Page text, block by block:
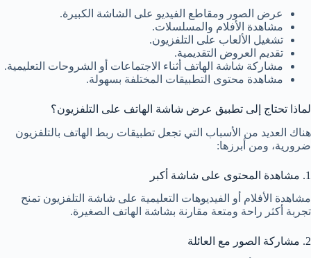
عرض الصور ومقاطع الفيديو على الشاشة الكبيرة.
مشاهدة الأفلام والمسلسلات.
تشغيل الألعاب على التلفزيون.
تقديم العروض التقديمية.
مشاركة شاشة الهاتف أثناء الاجتماعات أو الشروحات التعليمية.
مشاهدة محتوى التطبيقات المختلفة بسهولة.
لماذا تحتاج إلى تطبيق عرض شاشة الهاتف على التلفزيون؟
هناك العديد من الأسباب التي تجعل تطبيقات ربط الهاتف بالتلفزيون
ضرورية، ومن أبرزها:
1. مشاهدة المحتوى على شاشة أكبر
مشاهدة الأفلام أو الفيديوهات التعليمية على شاشة التلفزيون تمنح
تجربة أكثر راحة ومتعة مقارنة بشاشة الهاتف الصغيرة.
2. مشاركة الصور مع العائلة